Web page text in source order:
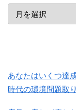
あなたはいくつ
時代の環境問題取